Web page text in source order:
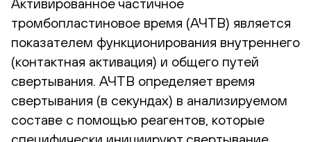
тромбопластиновое время (АЧТВ) является
показателем функционирования внутреннего
(контактная активация) и общего путей
свертывания. АЧТВ определяет время
свертывания (в секундах) в анализируемом
составе с помощью реагентов, которые
специфически инициируют свертывание